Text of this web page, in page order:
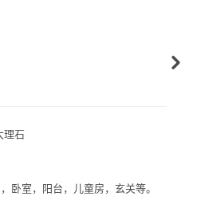
理石
卧室，阳台，儿童房，玄关等。